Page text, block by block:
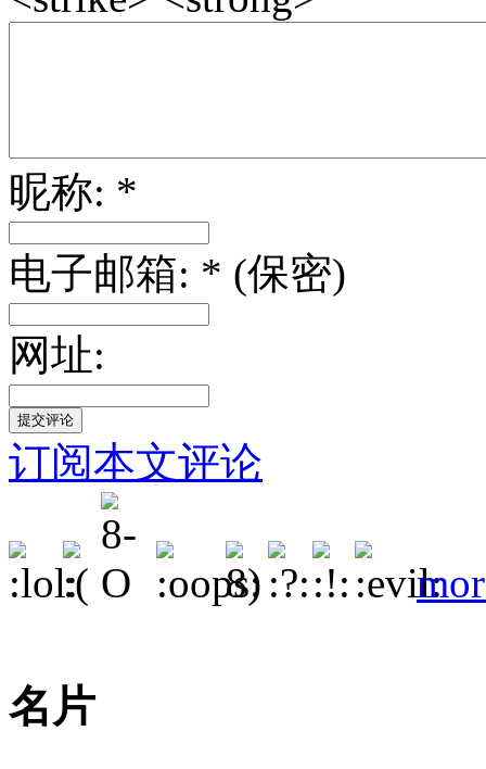
昵称: *
电子邮箱: * (保密)
网址:
订阅本文评论
名片